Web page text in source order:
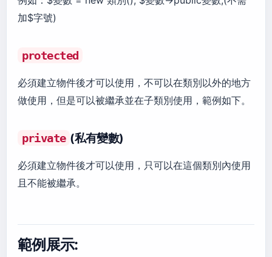
加$字號)
protected
必須建立物件後才可以使用，不可以在類別以外的地方
做使用，但是可以被繼承並在子類別使用，範例如下。
private (私有變數)
必須建立物件後才可以使用，只可以在這個類別內使用
且不能被繼承。
範例展示: